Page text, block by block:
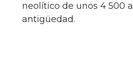
neolítico de unos 4 500
antigüedad.